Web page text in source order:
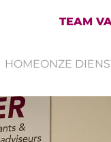
TEAM
HOMEONZE